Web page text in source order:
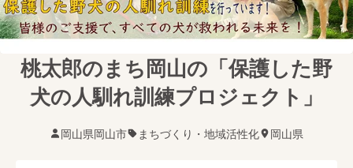
桃太郎のまち岡山の「保護した野
犬の人馴れ訓練プロジェクト」
岡山県岡山市 まちづくり・地域活性化 岡山県